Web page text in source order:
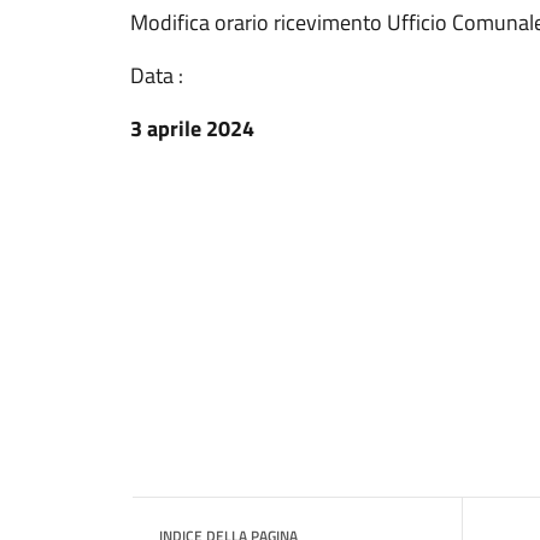
Modifica orario ricevimento Ufficio
Data :
3 aprile 2024